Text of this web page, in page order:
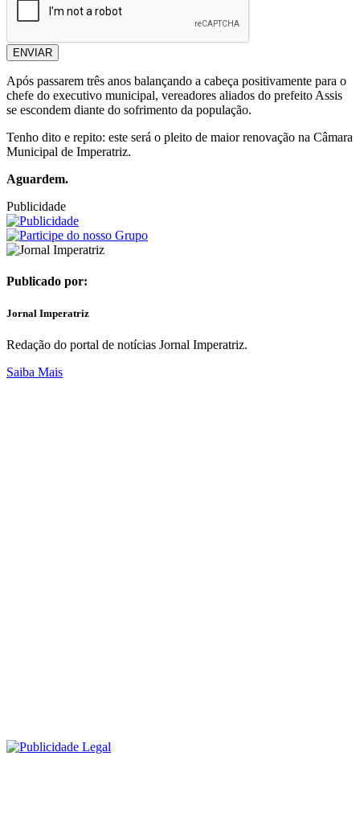
ENVIAR
Após passarem três anos balançando a cabeça positivamente para o
chefe do executivo municipal, vereadores aliados do prefeito Assis
se escondem diante do sofrimento da população.
Tenho dito e repito: este será o pleito de maior renovação na Câmara
Municipal de Imperatriz.
Aguardem.
Publicidade
Publicado por:
Jornal Imperatriz
Redação do portal de notícias Jornal Imperatriz.
Saiba Mais